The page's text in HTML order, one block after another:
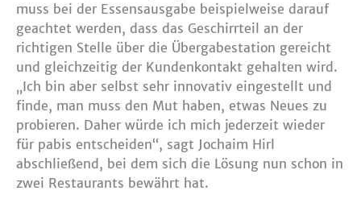
muss bei der Essensausgabe beispielweise darauf
geachtet werden, dass das Geschirrteil an der
richtigen Stelle über die Übergabestation gereicht
und gleichzeitig der Kundenkontakt gehalten wird.
„Ich bin aber selbst sehr innovativ eingestellt und
finde, man muss den Mut haben, etwas Neues zu
probieren. Daher würde ich mich jederzeit wieder
für pabis entscheiden“, sagt Jochaim Hirl
abschließend, bei dem sich die Lösung nun schon in
zwei Restaurants bewährt hat.